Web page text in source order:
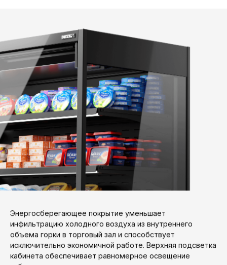
Энергосберегающее покрытие уменьшает
инфильтрацию холодного воздуха из внутреннего
объема горки в торговый зал и способствует
исключительно экономичной работе. Верхняя подсветка
кабинета обеспечивает равномерное освещение